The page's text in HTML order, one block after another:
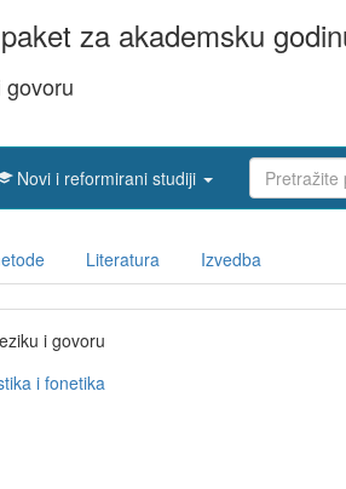
za akademsku
Novi i reformirani studiji
Literatura Izvedba
i govoru
i fonetika